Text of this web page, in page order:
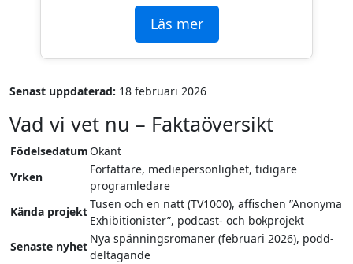
Läs mer
Senast uppdaterad: 18 februari 2026
Vad vi vet nu – Faktaöversikt
Födelsedatum Okänt
Yrken
Författare, mediepersonlighet, tidigare
programledare
Kända projekt
Tusen och en natt (TV1000), affischen ”Anonyma
Exhibitionister”, podcast- och bokprojekt
Senaste nyhet
Nya spänningsromaner (februari 2026), podd-
deltagande